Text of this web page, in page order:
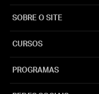
SOBRE O SITE
CURSOS
PROGRAMAS